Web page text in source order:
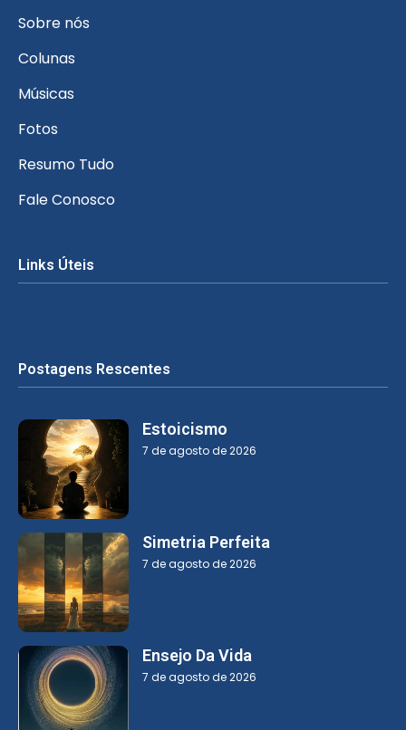
Sobre nós
Colunas
Músicas
Fotos
Resumo Tudo
Fale Conosco
Links Úteis
Postagens Rescentes
Estoicismo
7 de agosto de 2026
Simetria Perfeita
7 de agosto de 2026
Ensejo Da Vida
7 de agosto de 2026